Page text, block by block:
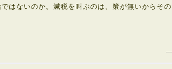
はないのか。減税を叫ぶのは、策が無いからその
—